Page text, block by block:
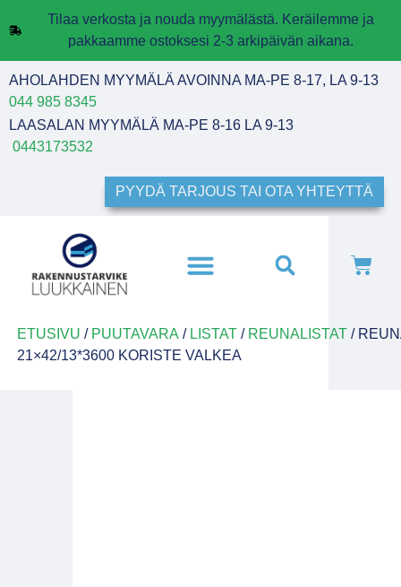
Tilaa verkosta ja nouda myymälästä. Keräilemme ja
pakkaamme ostoksesi 2-3 arkipäivän aikana.
AHOLAHDEN MYYMÄLÄ AVOINNA MA-PE 8-17, LA 9-13
044 985 8345
LAASALAN MYYMÄLÄ MA-PE 8-16 LA 9-13
0443173532
PYYDÄ TARJOUS TAI OTA YHTEYTTÄ
ETUSIVU / PUUTAVARA / LISTAT/ REUNALISTAT/
21×42/13*3600 KORISTE VALKEA